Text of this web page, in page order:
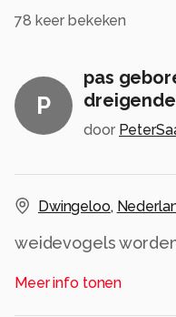
78 keer bekeken
P
pas
door
Dwingeloo,
weidevogels
Meer info tonen